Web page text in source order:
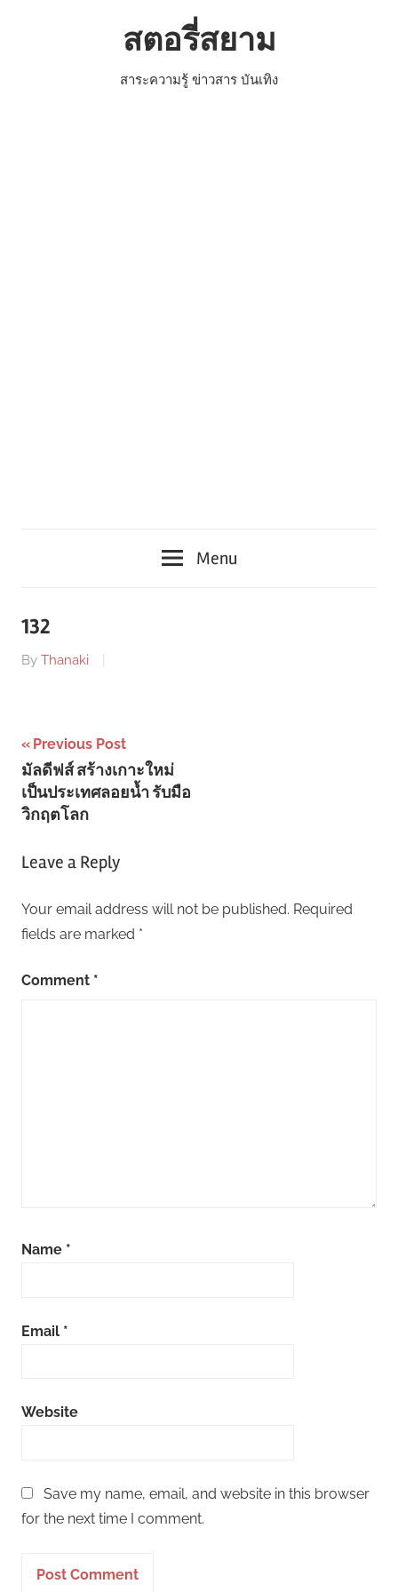
สตอรี่สยาม
สาระความรู้ ข่าวสาร บันเทิง
Menu
132
By Thanaki
Post
navigation
Previous Post
มัลดีฟส์ สร้างเกาะใหม่
เป็นประเทศลอยน้ำ รับมือ
วิกฤตโลก
Leave a Reply
Your email address will not be published. Required
fields are marked *
Comment *
Name *
Email *
Website
Save my name, email, and website in this browser
for the next time I comment.